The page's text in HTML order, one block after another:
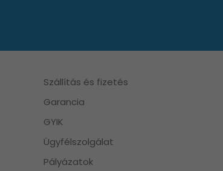
Szállítás és fizetés
Garancia
GYIK
Ügyfélszolgálat
Pályázatok